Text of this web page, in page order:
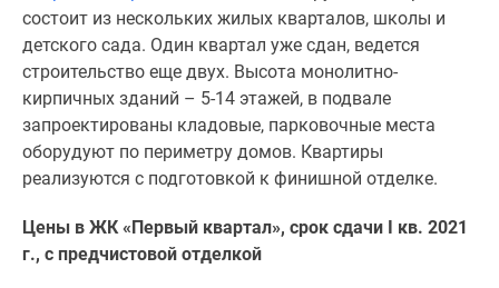
состоит из нескольких жилых кварталов, школы и
детского сада. Один квартал уже сдан, ведется
строительство еще двух. Высота монолитно-
кирпичных зданий – 5-14 этажей, в подвале
запроектированы кладовые, парковочные места
оборудуют по периметру домов. Квартиры
реализуются с подготовкой к финишной отделке.
Цены в ЖК «Первый квартал», срок сдачи I кв. 2021
г., с предчистовой отделкой